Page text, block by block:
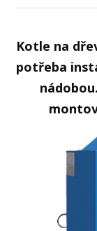
Kotle na
potřeba